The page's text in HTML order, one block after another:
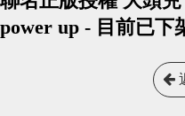
power up - 目前已下